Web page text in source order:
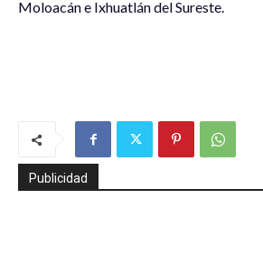
Moloacán e Ixhuatlán del Sureste.
Publicidad